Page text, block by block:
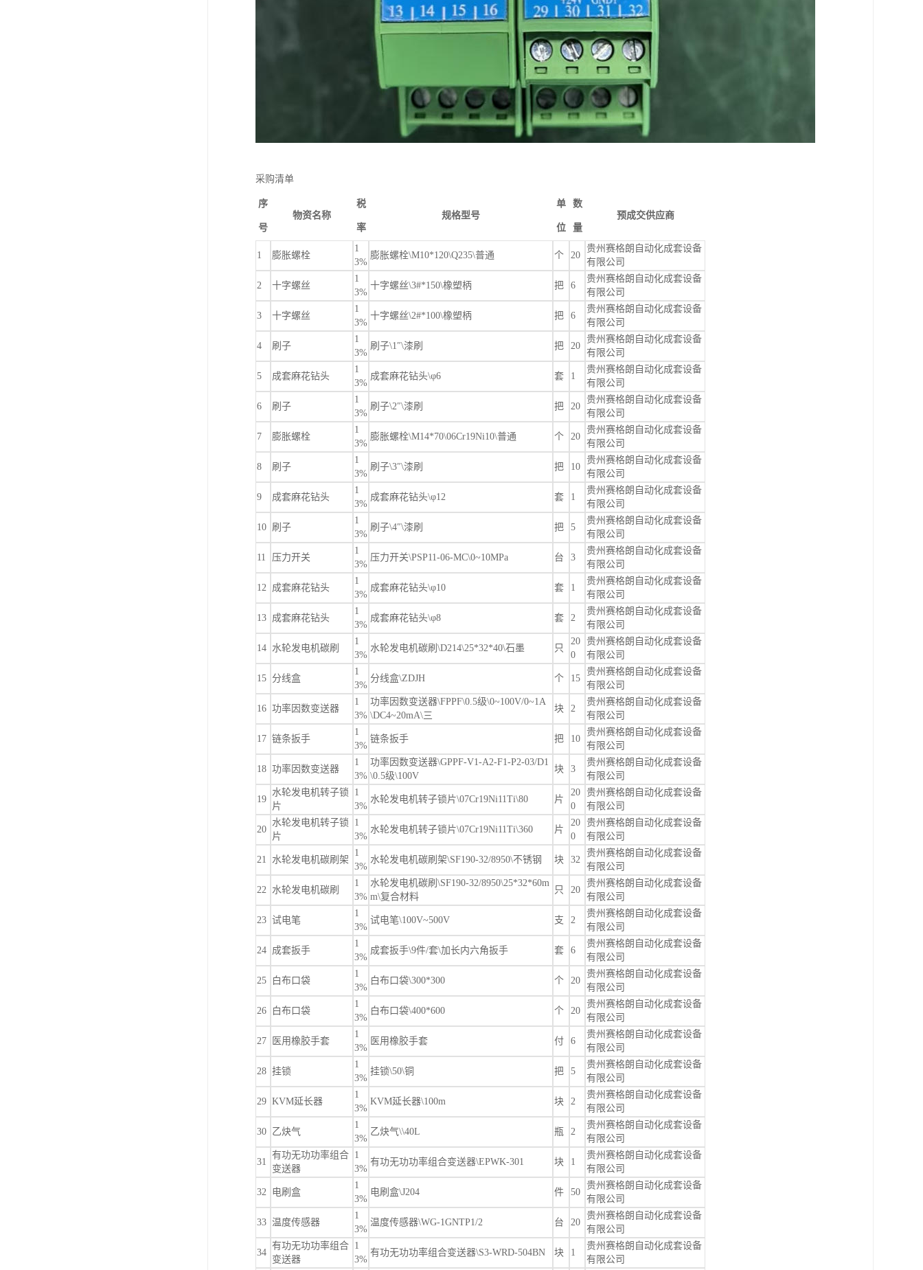
采购清单
序
号
物资名称
税
率
规格型号
单
位
数
量
预成交供应商
1 膨胀螺栓
1
3%
膨胀螺栓\M10*120\Q235\普通 个 20
贵州赛格朗自动化成套设备
有限公司
2 十字螺丝
1
3%
十字螺丝\3#*150\橡塑柄 把 6
贵州赛格朗自动化成套设备
有限公司
3 十字螺丝
1
3%
十字螺丝\2#*100\橡塑柄 把 6
贵州赛格朗自动化成套设备
有限公司
4 刷子
1
3%
刷子\1″\漆刷 把 20
贵州赛格朗自动化成套设备
有限公司
5 成套麻花钻头
1
3%
成套麻花钻头\φ6 套 1
贵州赛格朗自动化成套设备
有限公司
6 刷子
1
3%
刷子\2″\漆刷 把 20
贵州赛格朗自动化成套设备
有限公司
7 膨胀螺栓
1
3%
膨胀螺栓\M14*70\06Cr19Ni10\普通 个 20
贵州赛格朗自动化成套设备
有限公司
8 刷子
1
3%
刷子\3″\漆刷 把 10
贵州赛格朗自动化成套设备
有限公司
9 成套麻花钻头
1
3%
成套麻花钻头\φ12 套 1
贵州赛格朗自动化成套设备
有限公司
10 刷子
1
3%
刷子\4″\漆刷 把 5
贵州赛格朗自动化成套设备
有限公司
11 压力开关
1
3%
压力开关\PSP11-06-MC\0~10MPa 台 3
贵州赛格朗自动化成套设备
有限公司
12 成套麻花钻头
1
3%
成套麻花钻头\φ10 套 1
贵州赛格朗自动化成套设备
有限公司
13 成套麻花钻头
1
3%
成套麻花钻头\φ8 套 2
贵州赛格朗自动化成套设备
有限公司
14 水轮发电机碳刷
1
3%
水轮发电机碳刷\D214\25*32*40\石墨 只
20
0
贵州赛格朗自动化成套设备
有限公司
15 分线盒
1
3%
分线盒\ZDJH 个 15
贵州赛格朗自动化成套设备
有限公司
16 功率因数变送器
1
3%
功率因数变送器\FPPF\0.5级\0~100V/0~1A
\DC4~20mA\三
块 2
贵州赛格朗自动化成套设备
有限公司
17 链条扳手
1
3%
链条扳手 把 10
贵州赛格朗自动化成套设备
有限公司
18 功率因数变送器
1
3%
功率因数变送器\GPPF-V1-A2-F1-P2-03/D1
\0.5级\100V
块 3
贵州赛格朗自动化成套设备
有限公司
19
水轮发电机转子锁
片
1
3%
水轮发电机转子锁片\07Cr19Ni11Ti\80 片
20
0
贵州赛格朗自动化成套设备
有限公司
20
水轮发电机转子锁
片
1
3%
水轮发电机转子锁片\07Cr19Ni11Ti\360 片
20
0
贵州赛格朗自动化成套设备
有限公司
21 水轮发电机碳刷架
1
3%
水轮发电机碳刷架\SF190-32/8950\不锈钢 块 32
贵州赛格朗自动化成套设备
有限公司
22 水轮发电机碳刷
1
3%
水轮发电机碳刷\SF190-32/8950\25*32*60m
m\复合材料
只 20
贵州赛格朗自动化成套设备
有限公司
23 试电笔
1
3%
试电笔\100V~500V 支 2
贵州赛格朗自动化成套设备
有限公司
24 成套扳手
1
3%
成套扳手\9件/套\加长内六角扳手 套 6
贵州赛格朗自动化成套设备
有限公司
25 白布口袋
1
3%
白布口袋\300*300 个 20
贵州赛格朗自动化成套设备
有限公司
26 白布口袋
1
3%
白布口袋\400*600 个 20
贵州赛格朗自动化成套设备
有限公司
27 医用橡胶手套
1
3%
医用橡胶手套 付 6
贵州赛格朗自动化成套设备
有限公司
28 挂锁
1
3%
挂锁\50\铜 把 5
贵州赛格朗自动化成套设备
有限公司
29 KVM延长器
1
3%
KVM延长器\100m 块 2
贵州赛格朗自动化成套设备
有限公司
30 乙炔气
1
3%
乙炔气\\40L 瓶 2
贵州赛格朗自动化成套设备
有限公司
31
有功无功功率组合
变送器
1
3%
有功无功功率组合变送器\EPWK-301 块 1
贵州赛格朗自动化成套设备
有限公司
32 电刷盒
1
3%
电刷盒\J204 件 50
贵州赛格朗自动化成套设备
有限公司
33 温度传感器
1
3%
温度传感器\WG-1GNTP1/2 台 20
贵州赛格朗自动化成套设备
有限公司
34
有功无功功率组合
变送器
1
3%
有功无功功率组合变送器\S3-WRD-504BN 块 1
贵州赛格朗自动化成套设备
有限公司